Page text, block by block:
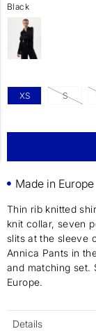
Black
XS S
Made in Europe
Thin rib knitted
knit collar, seven
slits at the sleeve
Annica Pants in
and matching set.
Europe.
Details